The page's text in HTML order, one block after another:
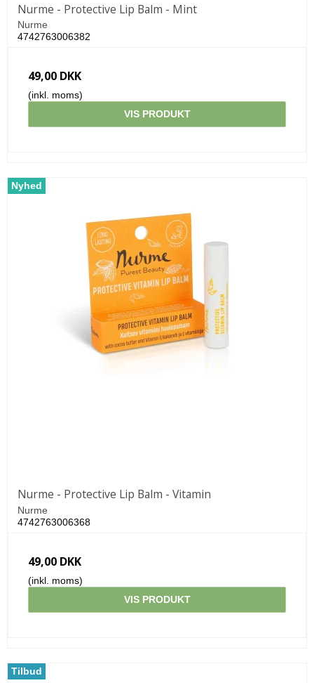
Nurme - Protective Lip Balm - Mint
Nurme
4742763006382
49,00 DKK
(inkl. moms)
VIS PRODUKT
Nyhed
Nurme - Protective Lip Balm - Vitamin
Nurme
4742763006368
49,00 DKK
(inkl. moms)
VIS PRODUKT
Tilbud